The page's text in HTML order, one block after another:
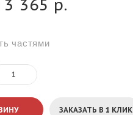
3 365 р.
частями
ЗАКАЗАТЬ В 1 КЛИК